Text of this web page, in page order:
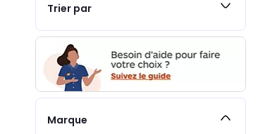
Trier par
Marque